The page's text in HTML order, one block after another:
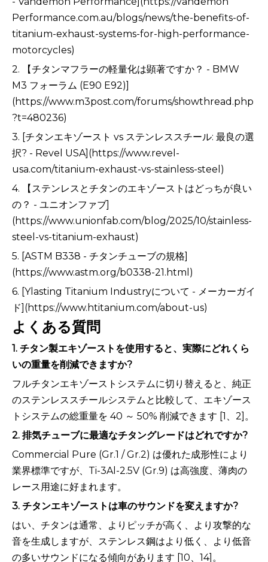
Performance.com.au/blogs/news/the-benefits-of-
titanium-exhaust-systems-for-high-performance-
motorcycles)
2. 【チタンマフラーの軽量化は顕著ですか？ - BMW
M3 フォーラム (E90 E92)]
(https://www.m3post.com/forums/showthread.php
?t=480236)
3. [チタンエキゾースト vs ステンレススチール: 最良の選
択? - Revel USA](https://www.revel-
usa.com/titanium-exhaust-vs-stainless-steel)
4. 【ステンレスとチタンのエキゾーストはどっちが良い
の？ - ユニオンファブ]
(https://www.unionfab.com/blog/2025/10/stainless-
steel-vs-titanium-exhaust)
5. [ASTM B338 - チタンチューブの規格]
(https://www.astm.org/b0338-21.html)
6. [Ylasting Titanium Industryについて - メーカーガイ
ド](https://www.htitanium.com/about-us)
よくある質問
1. チタン製エキゾーストを使用すると、実際にどれくら
いの重量を削減できますか?
フルチタンエキゾーストシステムに切り替えると、純正
のステンレススチールシステムと比較して、エキゾース
トシステムの総重量を 40 ～ 50% 削減できます [1、2]。
2. 排気チューブに最適なチタングレードはどれですか?
Commercial Pure (Gr.1 / Gr.2) は優れた成形性により
業界標準ですが、Ti-3Al-2.5V (Gr.9) は高強度、薄肉の
レース用途に好まれます。
3. チタンエキゾーストは車のサウンドを変えますか?
はい、チタンは通常、よりピッチが高く、より攻撃的な
音を生成しますが、ステンレス鋼はより低く、より低音
の多いサウンドになる傾向があります [10、14]。